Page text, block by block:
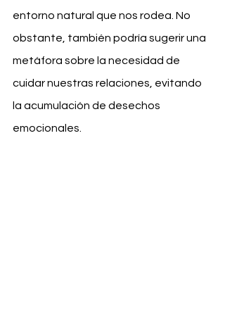
entorno natural que nos rodea. No
obstante, también podría sugerir una
metáfora sobre la necesidad de
cuidar nuestras relaciones, evitando
la acumulación de desechos
emocionales.